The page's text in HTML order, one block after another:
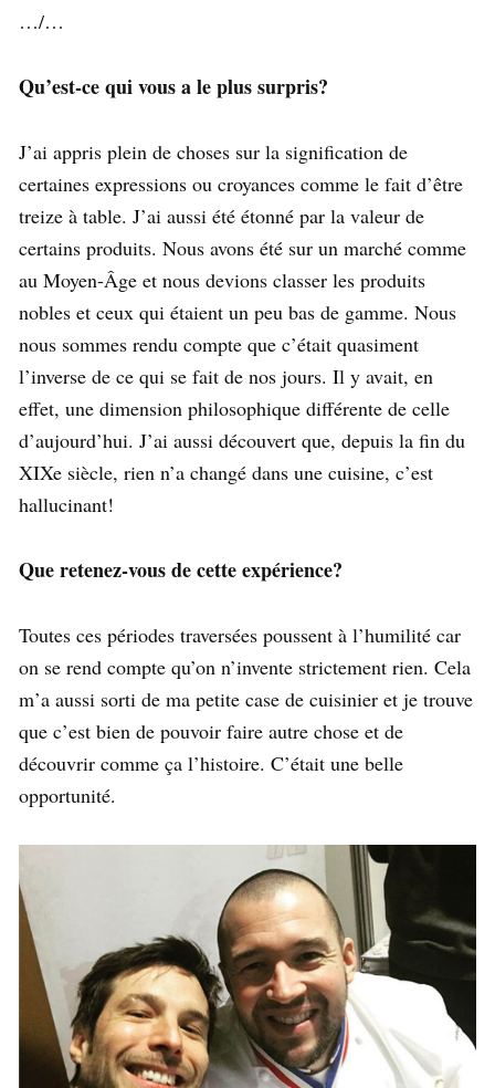
…/…
Qu’est-ce qui vous a le plus surpris?
J’ai appris plein de choses sur la signification de
certaines expressions ou croyances comme le fait d’être
treize à table. J’ai aussi été étonné par la valeur de
certains produits. Nous avons été sur un marché comme
au Moyen-Âge et nous devions classer les produits
nobles et ceux qui étaient un peu bas de gamme. Nous
nous sommes rendu compte que c’était quasiment
l’inverse de ce qui se fait de nos jours. Il y avait, en
effet, une dimension philosophique différente de celle
d’aujourd’hui. J’ai aussi découvert que, depuis la fin du
XIXe siècle, rien n’a changé dans une cuisine, c’est
hallucinant!
Que retenez-vous de cette expérience?
Toutes ces périodes traversées poussent à l’humilité car
on se rend compte qu’on n’invente strictement rien. Cela
m’a aussi sorti de ma petite case de cuisinier et je trouve
que c’est bien de pouvoir faire autre chose et de
découvrir comme ça l’histoire. C’était une belle
opportunité.